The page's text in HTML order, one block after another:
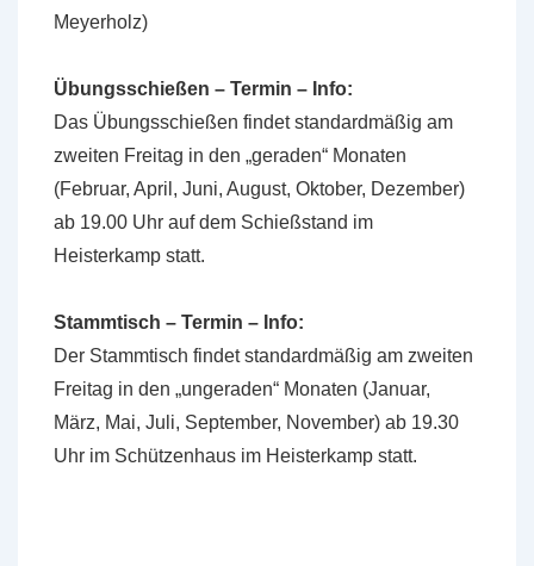
Meyerholz)
Übungsschießen – Termin – Info:
Das Übungsschießen findet standardmäßig am
zweiten Freitag in den „geraden“ Monaten
(Februar, April, Juni, August, Oktober, Dezember)
ab 19.00 Uhr auf dem Schießstand im
Heisterkamp statt.
Stammtisch – Termin – Info:
Der Stammtisch findet standardmäßig am zweiten
Freitag in den „ungeraden“ Monaten (Januar,
März, Mai, Juli, September, November) ab 19.30
Uhr im Schützenhaus im Heisterkamp statt.